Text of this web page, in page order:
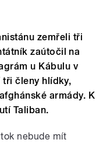
zemřeli tři
zaútočil na
u Kábulu v
členy hlídky,
armády. K
Taliban.
nebude mít